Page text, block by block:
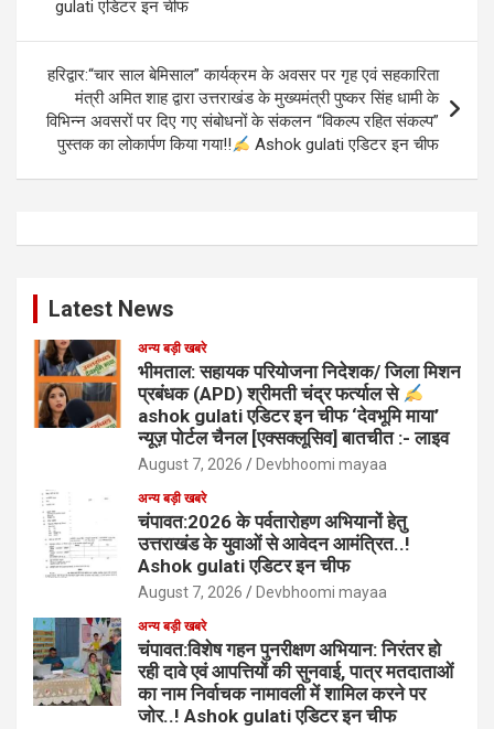
gulati एडिटर इन चीफ
हरिद्वार:“चार साल बेमिसाल” कार्यक्रम के अवसर पर गृह एवं सहकारिता
मंत्री अमित शाह द्वारा उत्तराखंड के मुख्यमंत्री पुष्कर सिंह धामी के
विभिन्न अवसरों पर दिए गए संबोधनों के संकलन “विकल्प रहित संकल्प”
पुस्तक का लोकार्पण किया गया!!
Ashok gulati एडिटर इन चीफ
Latest News
अन्य बड़ी खबरे
भीमताल: सहायक परियोजना निदेशक/ जिला मिशन
प्रबंधक (APD) श्रीमती चंद्र फर्त्याल से
ashok gulati एडिटर इन चीफ ‘देवभूमि माया’
न्यूज़ पोर्टल चैनल [एक्सक्लूसिव] बातचीत :- लाइव
August 7, 2026 Devbhoomi mayaa
अन्य बड़ी खबरे
चंपावत:2026 के पर्वतारोहण अभियानों हेतु
उत्तराखंड के युवाओं से आवेदन आमंत्रित..!
Ashok gulati एडिटर इन चीफ
August 7, 2026 Devbhoomi mayaa
अन्य बड़ी खबरे
चंपावत:विशेष गहन पुनरीक्षण अभियान: निरंतर हो
रही दावे एवं आपत्तियों की सुनवाई, पात्र मतदाताओं
का नाम निर्वाचक नामावली में शामिल करने पर
जोर..! Ashok gulati एडिटर इन चीफ